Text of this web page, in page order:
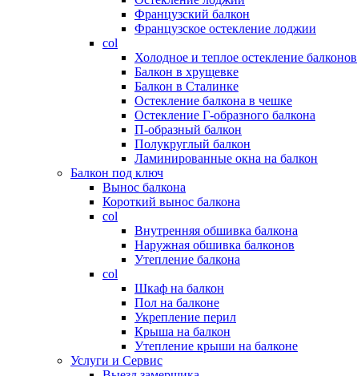
Французский балкон
Французское остекление лоджии
col
Холодное и теплое остекление балконов
Балкон в хрущевке
Балкон в Сталинке
Остекление балкона в чешке
Остекление Г-образного балкона
П-образный балкон
Полукруглый балкон
Ламинированные окна на балкон
Балкон под ключ
Вынос балкона
Короткий вынос балкона
col
Внутренняя обшивка балкона
Наружная обшивка балконов
Утепление балкона
col
Шкаф на балкон
Пол на балконе
Укрепление перил
Крыша на балкон
Утепление крыши на балконе
Услуги и Сервис